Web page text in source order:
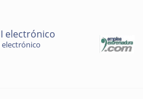
electrónico
electrónico